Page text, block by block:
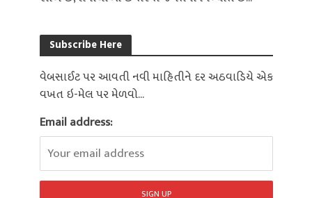
Subscribe Here
વેબસાઈટ પર આવતી નવી માહિતીને દર અઠવાડિયે એક
વખત ઇ-મેલ પર મેળવો...
Email address: